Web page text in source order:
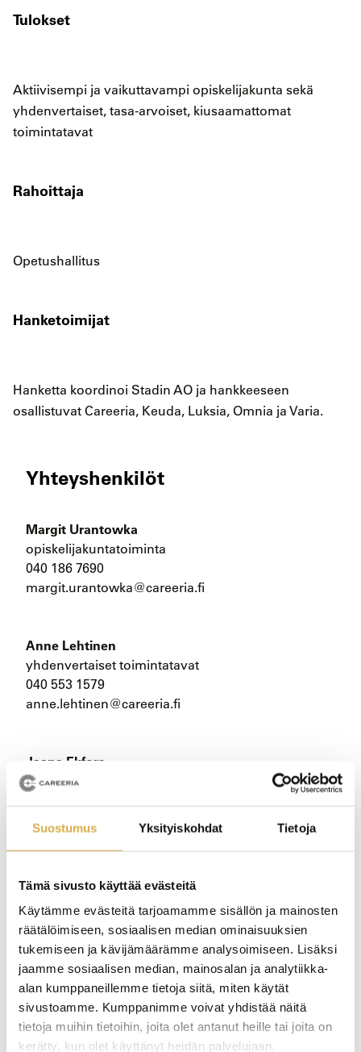
Suostumus Yksityiskohdat Tietoja
Tämä sivusto käyttää evästeitä
Käytämme evästeitä tarjoamamme sisällön ja mainosten
räätälöimiseen, sosiaalisen median ominaisuuksien
tukemiseen ja kävijämäärämme analysoimiseen. Lisäksi
jaamme sosiaalisen median, mainosalan ja analytiikka-
alan kumppaneillemme tietoja siitä, miten käytät
sivustoamme. Kumppanimme voivat yhdistää näitä
tietoja muihin tietoihin, joita olet antanut heille tai joita on
kerätty, kun olet käyttänyt heidän palvelujaan.
Tulokset
Aktiivisempi ja vaikuttavampi opiskelijakunta sekä
yhdenvertaiset, tasa-arvoiset, kiusaamattomat
toimintatavat
Rahoittaja
Opetushallitus
Hanketoimijat
Hanketta koordinoi Stadin AO ja hankkeeseen
osallistuvat Careeria, Keuda, Luksia, Omnia ja Varia.
Yhteyshenkilöt
Margit Urantowka
opiskelijakuntatoiminta
040 186 7690
margit.urantowka@careeria.fi
Anne Lehtinen
yhdenvertaiset toimintatavat
040 553 1579
anne.lehtinen@careeria.fi
Jaana Ekfors
projektipäällikkö
jaana.ekfors@careeria.fi
Hankkeet ja projektit-